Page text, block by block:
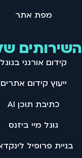
מפת אתר
השירותים
קידום אורגני בגוגל
ייעוץ קידום אתרים
כתיבת תוכן AI
גוגל מיי ביזנס
בניית פרופיל